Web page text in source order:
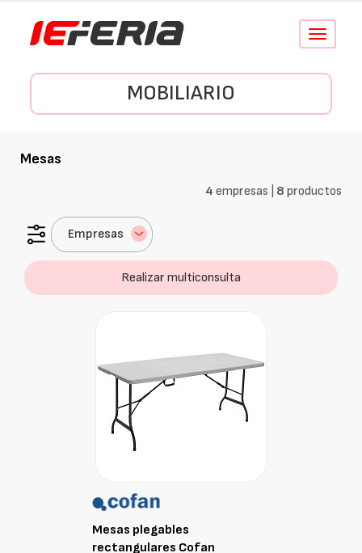
Conmutar
MOBILIARIO
Mesas
4 empresas | 8 productos
Empresas
Realizar multiconsulta
Mesas plegables
rectangulares Cofan